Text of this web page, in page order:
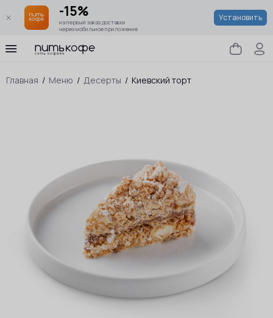
-15%
на первый заказ доставки
через мобильное приложение
Установить
Главная / Меню / Десерты / Киевский торт